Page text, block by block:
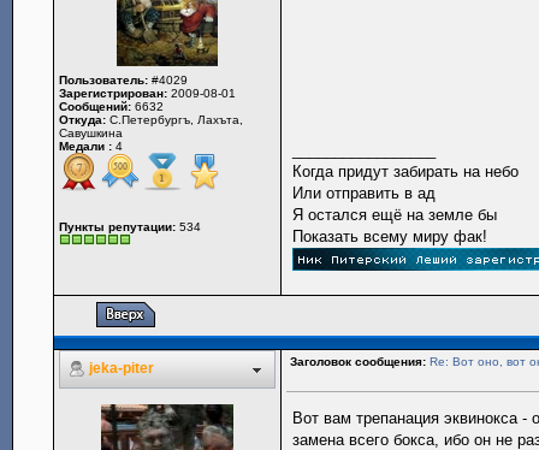
Пользователь: #4029
Зарегистрирован: 2009-08-01
Сообщений: 6632
Откуда: С.Петербургъ, Лахъта,
Савушкина
Медали : 4
Пункты репутации: 534
Когда придут забирать на небо
Или отправить в ад
Я остался ещё на земле бы
Показать всему миру фак!
jeka-piter Заголовок сообщения: Re: Вот оно, вот
Вот вам трепанация эквинокса
замена всего бокса, ибо он не